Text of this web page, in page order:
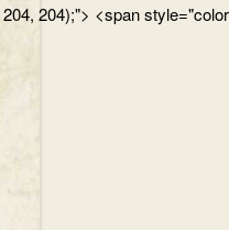
204);"> <span